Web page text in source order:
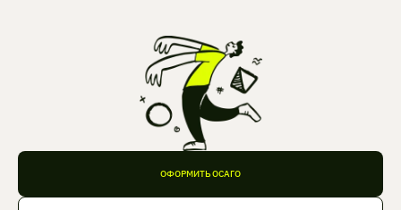
ОФОРМИТЬ ОСАГО